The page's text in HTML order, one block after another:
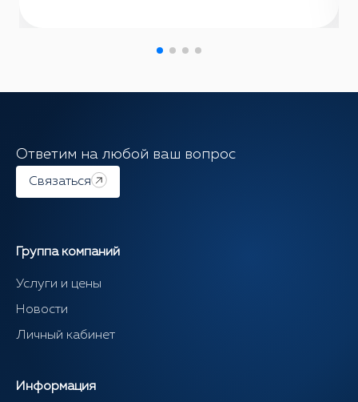
Ответим на любой ваш вопрос
Связаться
Группа компаний
Услуги и цены
Новости
Личный кабинет
Информация